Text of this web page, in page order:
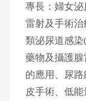
專長：婦女泌
雷射及手術
類泌尿道感
藥物及攝護
的應用、尿
皮手術、低